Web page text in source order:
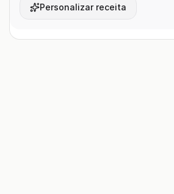
Personalizar receita